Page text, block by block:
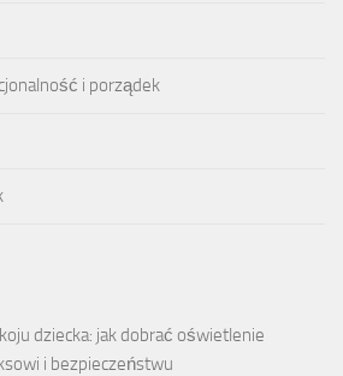
i porządek
dziecka: jak dobrać oświetlenie
i bezpieczeństwu